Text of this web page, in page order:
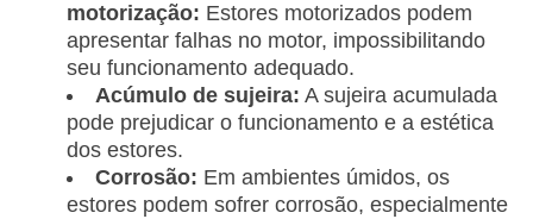
motorização: Estores motorizados podem
apresentar falhas no motor, impossibilitando
seu funcionamento adequado.
Acúmulo de sujeira: A sujeira acumulada
pode prejudicar o funcionamento e a estética
dos estores.
Corrosão: Em ambientes úmidos, os
estores podem sofrer corrosão, especialmente